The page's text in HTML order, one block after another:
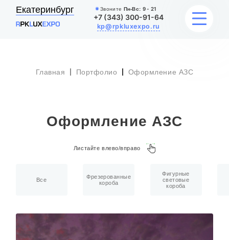
Екатеринбург Звоните Пн-Вс: 9 - 21
+7 (343) 300-91-64
kp@rpkluxexpo.ru
АКЦИИ
О КОМПАНИИ
Главная Портфолио Оформление АЗС
Оформление АЗС
Листайте влево/вправо
Все
Фрезерованные
короба
Фигурные
световые
короба